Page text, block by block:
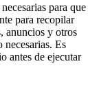
para que
para recopilar
anuncios y otros
necesarias. Es
antes de ejecutar